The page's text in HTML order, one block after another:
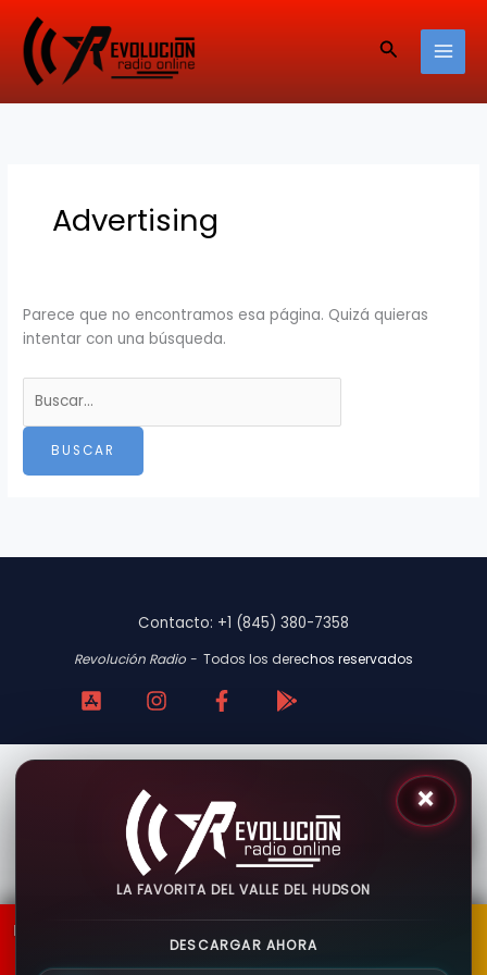
contenido
Buscar
Advertising
Parece que no encontramos esa página. Quizá quieras
intentar con una búsqueda.
Contacto: +1 (845) 380-7358
Revolución Radio - Todos los derechos reservados
REVOLUCIÓN RADIO NY
La favorita del Valle del Hudson
×
LA FAVORITA DEL VALLE DEL HUDSON
DESCARGAR AHORA